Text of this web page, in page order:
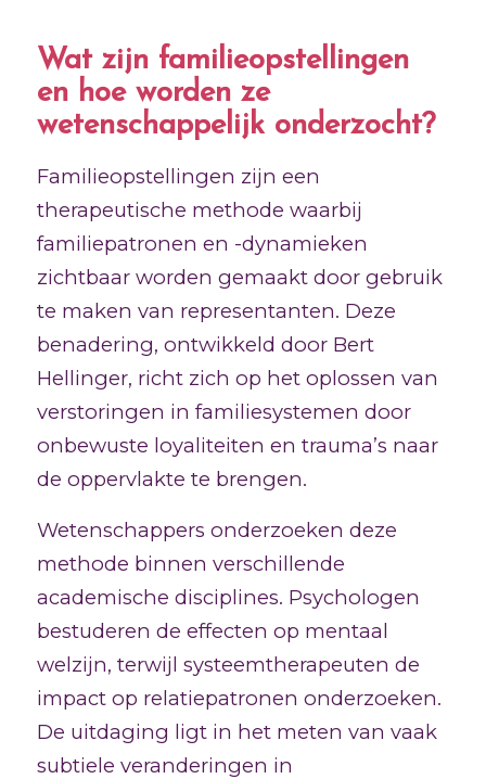
Wat zijn familieopstellingen
en hoe worden ze
wetenschappelijk onderzocht?
Familieopstellingen zijn een
therapeutische methode waarbij
familiepatronen en -dynamieken
zichtbaar worden gemaakt door gebruik
te maken van representanten. Deze
benadering, ontwikkeld door Bert
Hellinger, richt zich op het oplossen van
verstoringen in familiesystemen door
onbewuste loyaliteiten en trauma’s naar
de oppervlakte te brengen.
Wetenschappers onderzoeken deze
methode binnen verschillende
academische disciplines. Psychologen
bestuderen de effecten op mentaal
welzijn, terwijl systeemtherapeuten de
impact op relatiepatronen onderzoeken.
De uitdaging ligt in het meten van vaak
subtiele veranderingen in